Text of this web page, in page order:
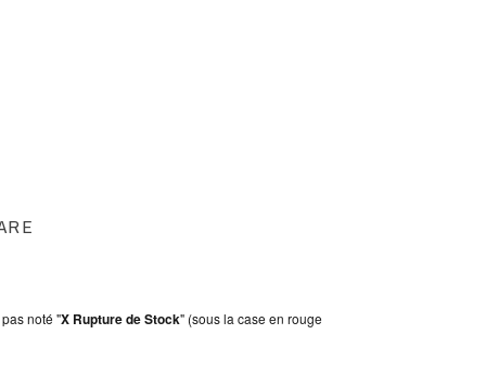
noté "X Rupture de Stock" (sous la case en rouge